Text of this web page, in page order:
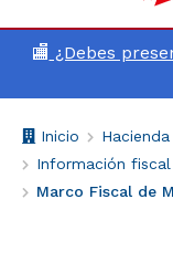
🏬 ¿Debes
Inicio
o
Información